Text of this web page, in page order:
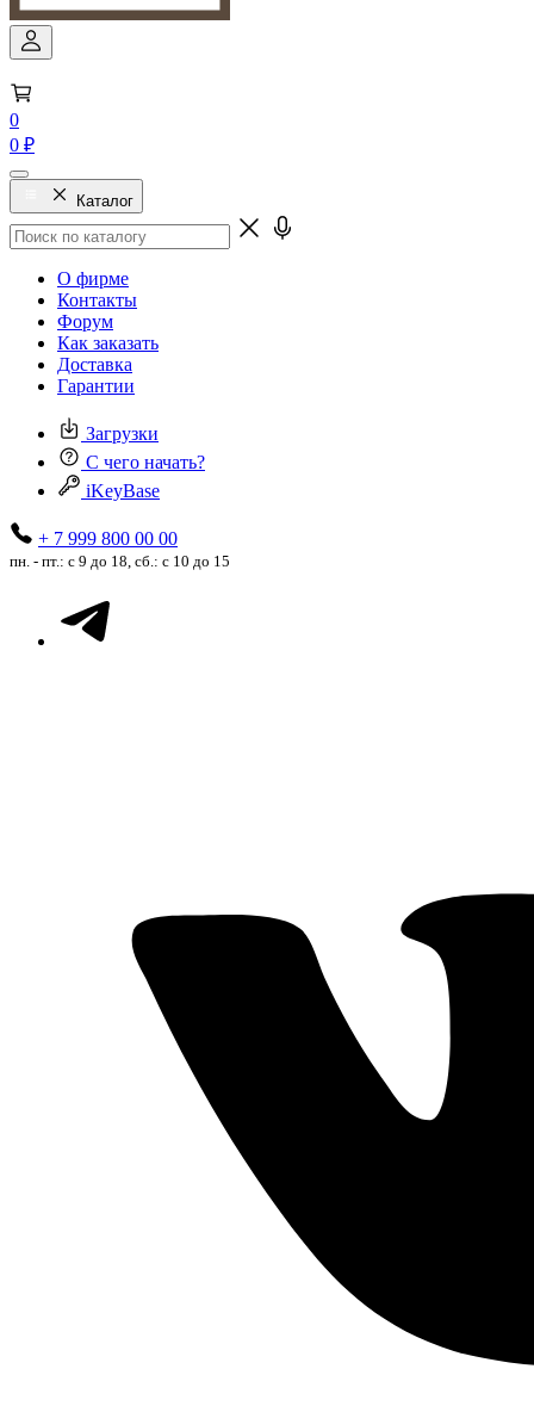
0
0 ₽
Каталог
О фирме
Контакты
Форум
Как заказать
Доставка
Гарантии
Загрузки
С чего начать?
iKeyBase
+ 7 999 800 00 00
пн. - пт.: с 9 до 18, сб.: с 10 до 15